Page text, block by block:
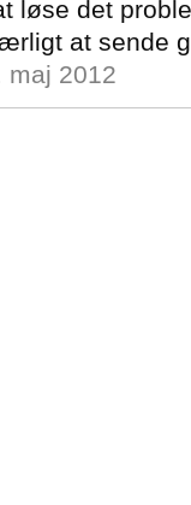
løse det
at sende
maj 2012